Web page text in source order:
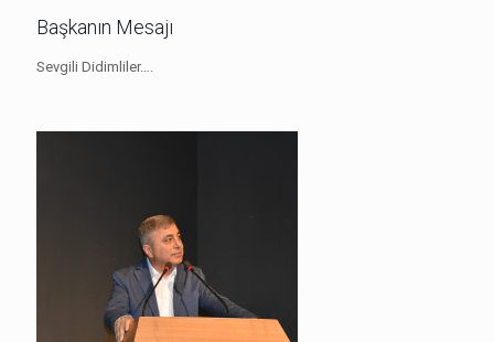
Başkanın Mesajı
Sevgili Didimliler….